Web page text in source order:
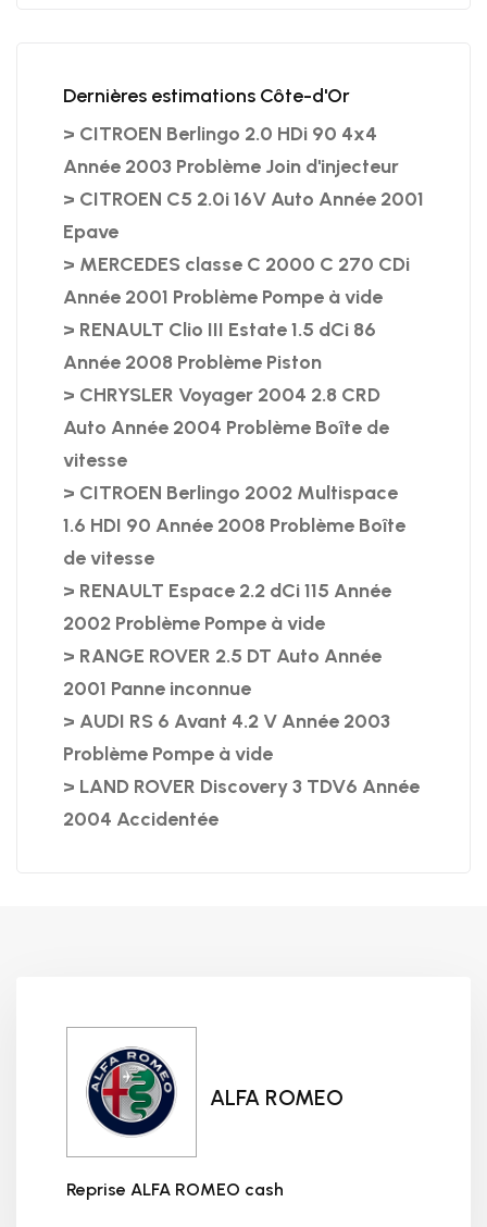
Dernières estimations Côte-d'Or
> CITROEN Berlingo 2.0 HDi 90 4x4
Année 2003 Problème Join d'injecteur
> CITROEN C5 2.0i 16V Auto Année 2001
Epave
> MERCEDES classe C 2000 C 270 CDi
Année 2001 Problème Pompe à vide
> RENAULT Clio III Estate 1.5 dCi 86
Année 2008 Problème Piston
> CHRYSLER Voyager 2004 2.8 CRD
Auto Année 2004 Problème Boîte de
vitesse
> CITROEN Berlingo 2002 Multispace
1.6 HDI 90 Année 2008 Problème Boîte
de vitesse
> RENAULT Espace 2.2 dCi 115 Année
2002 Problème Pompe à vide
> RANGE ROVER 2.5 DT Auto Année
2001 Panne inconnue
> AUDI RS 6 Avant 4.2 V Année 2003
Problème Pompe à vide
> LAND ROVER Discovery 3 TDV6 Année
2004 Accidentée
ALFA ROMEO
Reprise ALFA ROMEO cash